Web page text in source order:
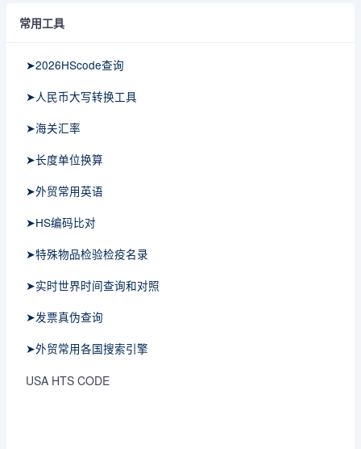
常用工具
➤2026HScode查询
➤人民币大写转换工具
➤海关汇率
➤长度单位换算
➤外贸常用英语
➤HS编码比对
➤特殊物品检验检疫名录
➤实时世界时间查询和对照
➤发票真伪查询
➤外贸常用各国搜索引擎
USA HTS CODE